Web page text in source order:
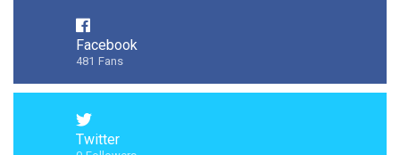
Facebook
481 Fans
Twitter